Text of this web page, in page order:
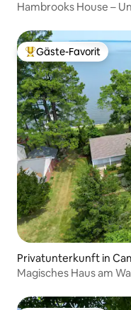
Hambrooks House –
Beliebter Gäste-Favorit.
Gäste-Favorit
Privatunterkunft in
Magisches Haus am